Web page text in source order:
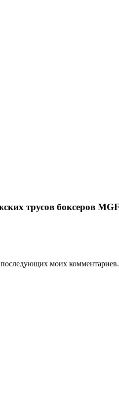
трусов боксеров
последующих моих комментариев.